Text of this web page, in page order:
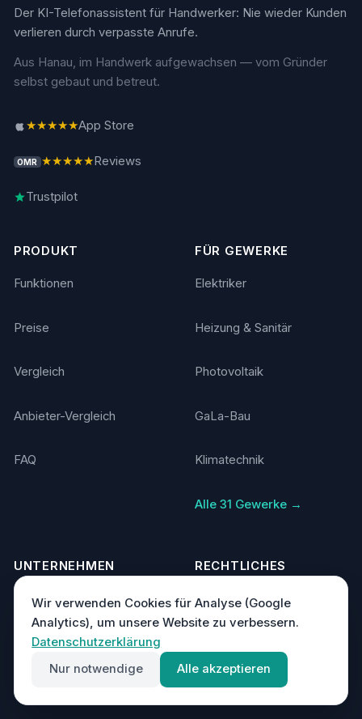
Der KI-Telefonassistent für Handwerker: Nie wieder Kunden
verlieren durch verpasste Anrufe.
Aus Hanau, im Handwerk aufgewachsen — vom Gründer
selbst gebaut und betreut.
★★★★★App Store
OMR ★★★★★Reviews
Trustpilot
PRODUKT
Funktionen
Preise
Vergleich
Anbieter-Vergleich
FAQ
FÜR GEWERKE
Elektriker
Heizung & Sanitär
Photovoltaik
GaLa-Bau
Klimatechnik
Alle 31 Gewerke →
UNTERNEHMEN
Kundenstimmen
Über uns
RECHTLICHES
Datenschutz
AGB
Wir verwenden Cookies für Analyse (Google
Analytics), um unsere Website zu verbessern.
Datenschutzerklärung
Nur notwendige
Alle akzeptieren